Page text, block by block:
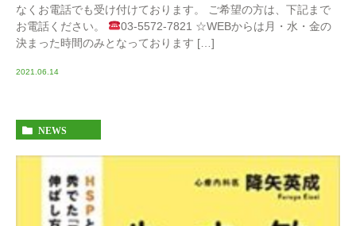
なくお電話でも受け付けております。 ご希望の方は、下記まで
お電話ください。
03-5572-7821 ☆WEBからは月・水・金の
決まった時間のみとなっております […]
2021.06.14
NEWS